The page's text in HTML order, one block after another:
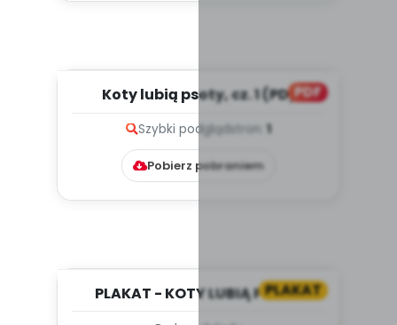
PDF
Koty lubią psoty, cz. 1 (PD)
Szybki podglądstron: 1
Pobierz pobraniem
PLAKAT
PLAKAT - KOTY LUBIĄ PSOTY